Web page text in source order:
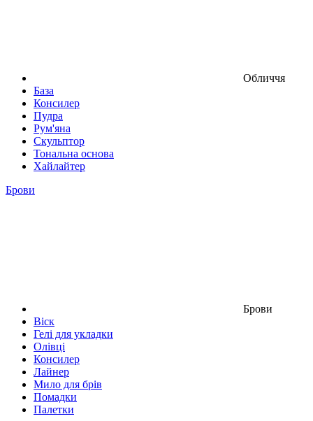
Обличчя
База
Консилер
Пудра
Рум'яна
Скульптор
Тональна основа
Хайлайтер
Брови
Брови
Віск
Гелі для укладки
Олівці
Консилер
Лайнер
Мило для брів
Помадки
Палетки